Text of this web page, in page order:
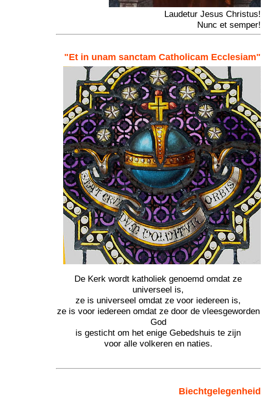
Laudetur Jesus Christus!
Nunc et semper!
"Et in unam sanctam Catholicam Ecclesiam"
De Kerk wordt katholiek genoemd omdat ze
universeel is,
ze is universeel omdat ze voor iedereen is,
ze is voor iedereen omdat ze door de vleesgeworden
God
is gesticht om het enige Gebedshuis te zijn
voor alle volkeren en naties.
Biechtgelegenheid